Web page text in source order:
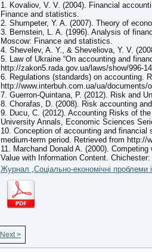
1. Kovaliov, V. V. (2004). Financial
Finance and statistics.
2. Shumpeter, Y. A. (2007). Theory of
3. Bernstein, L. A. (1996). Analysis of
Moscow: Finance and statistics.
4. Shevelev, A. Y., & Sheveliova, Y. V.
5. Law of Ukraine “On accounting and
http://zakon5.rada.gov.ua/laws/show/996-
6. Regulations (standards) on accounting.
http://www.interbuh.com.ua/ua/documents/
7. Guerron-Quintana, P. (2012). Risk and
8. Chorafas, D. (2008). Risk accounting
9. Ducu, C. (2012). Accounting Risks of
University Annals, Economic Sciences
10. Conception of accounting and
medium-term period. Retrieved from http://
11. Marchand Donald A. (2000).
Value with Information Content.
Журнал „Соціально-економічні
Next >